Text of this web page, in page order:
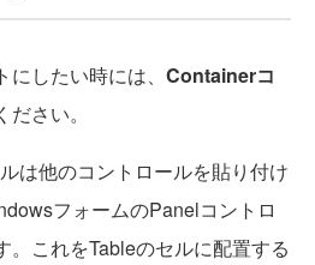
したい時には、 Containerコ
さい。
は他のコントロールを貼り付け
フォームのPanelコントロ
。これをTableのセルに配置する